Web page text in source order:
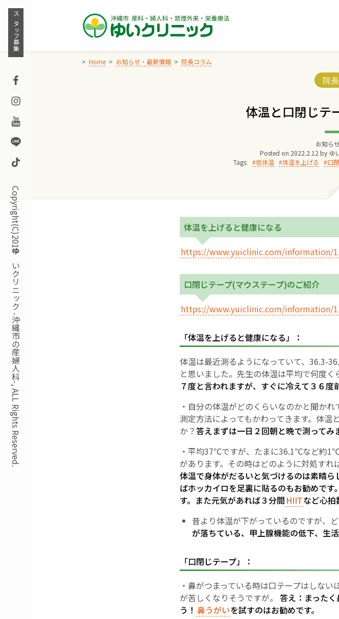
Skip
content
スタッフ募集
Facebook
Instagram
Youtube
Line
TikTok
Copyright(C)2018ゆいクリニック -沖縄市の産婦人科-, ALL Rights Reserved.
Home お知らせ・最新情報 院長コラム
院
体温と口閉じテ
お知ら
Posted on 2022.2.12 by ゆ
Tags:
低体温 体温を上げる 口
体温を上げると健康になる
https://www.yuiclinic.com/information/
口閉じテープ(マウステープ)のご紹介
https://www.yuiclinic.com/information/
「体温を上げると健康になる」：
体温は最近測るようになっていて、36.3-
と思いました。先生の体温は平均で何度
７度と言われますが、すぐに冷えて３６度
・自分の体温がどのくらいなのかと聞か
測定方法によってもかわってきます。体
か？ 答えまずは一日２回朝と晩で測ってみ
・平均37℃ですが、たまに36.1℃など約
があります。その時はどのように対処すれ
体温で身体がだるいと気づけるのは素晴
ばホッカイロを足裏に貼るのもお勧めで
す。 また元気があれば３分間 HIITなど心拍
昔より体温が下がっているのですが、
が落ちている、甲上腺機能の低下、生
「口閉じテープ」：
・鼻がつまっている時は口テープはしな
が苦しくなりそうですが。 答え：まった
う！ 鼻うがいを試すのはお勧めです。
院長から
ゆいクリニ
妊
お産
親と子の
母
その他
‘さんルーム’ で
遠方にお住まいで当院
医師プ